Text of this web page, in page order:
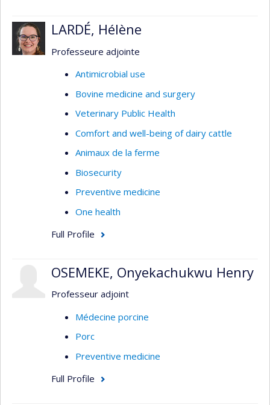
LARDÉ, Hélène
Professeure adjointe
Antimicrobial use
Bovine medicine and surgery
Veterinary Public Health
Comfort and well-being of dairy cattle
Animaux de la ferme
Biosecurity
Preventive medicine
One health
Full Profile
OSEMEKE, Onyekachukwu Henry
Professeur adjoint
Médecine porcine
Porc
Preventive medicine
Full Profile